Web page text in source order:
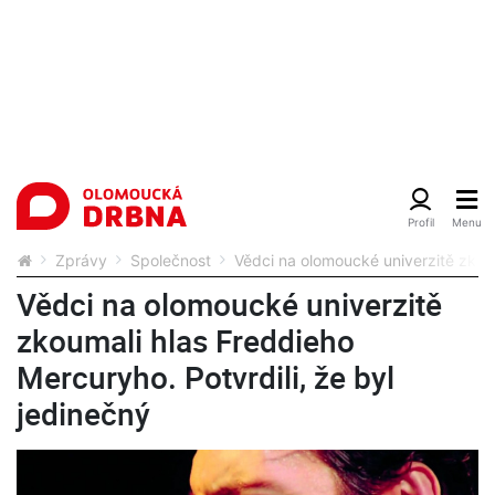
Zprávy Společnost Vědci na olomoucké univerzitě
Vědci na olomoucké univerzitě
zkoumali hlas Freddieho
Mercuryho. Potvrdili, že byl
jedinečný